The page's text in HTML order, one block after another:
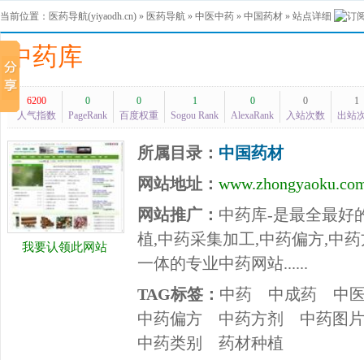
当前位置： 医药导航(yiyaodh.cn) » 医药导航 » 中医中药 » 中国药材 » 站点详细
中药库
6200
人气指数
0
PageRank
0
百度权重
1
Sogou Rank
0
AlexaRank
0
入站次数
1
出站
我要认领此网站
所属目录： 中国药材
网站地址：
网站推广： 中药库-是最全最好
植,中药采集加工,中药偏方,中
一体的专业中药网站......
TAG标签： 中药 中成药
中
中药偏方
中药方剂
中药图片
中药类别
药材种植